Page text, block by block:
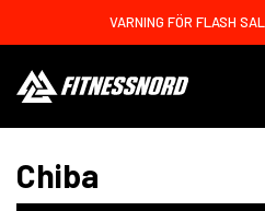
VARNING FÖR FLASH
Chiba